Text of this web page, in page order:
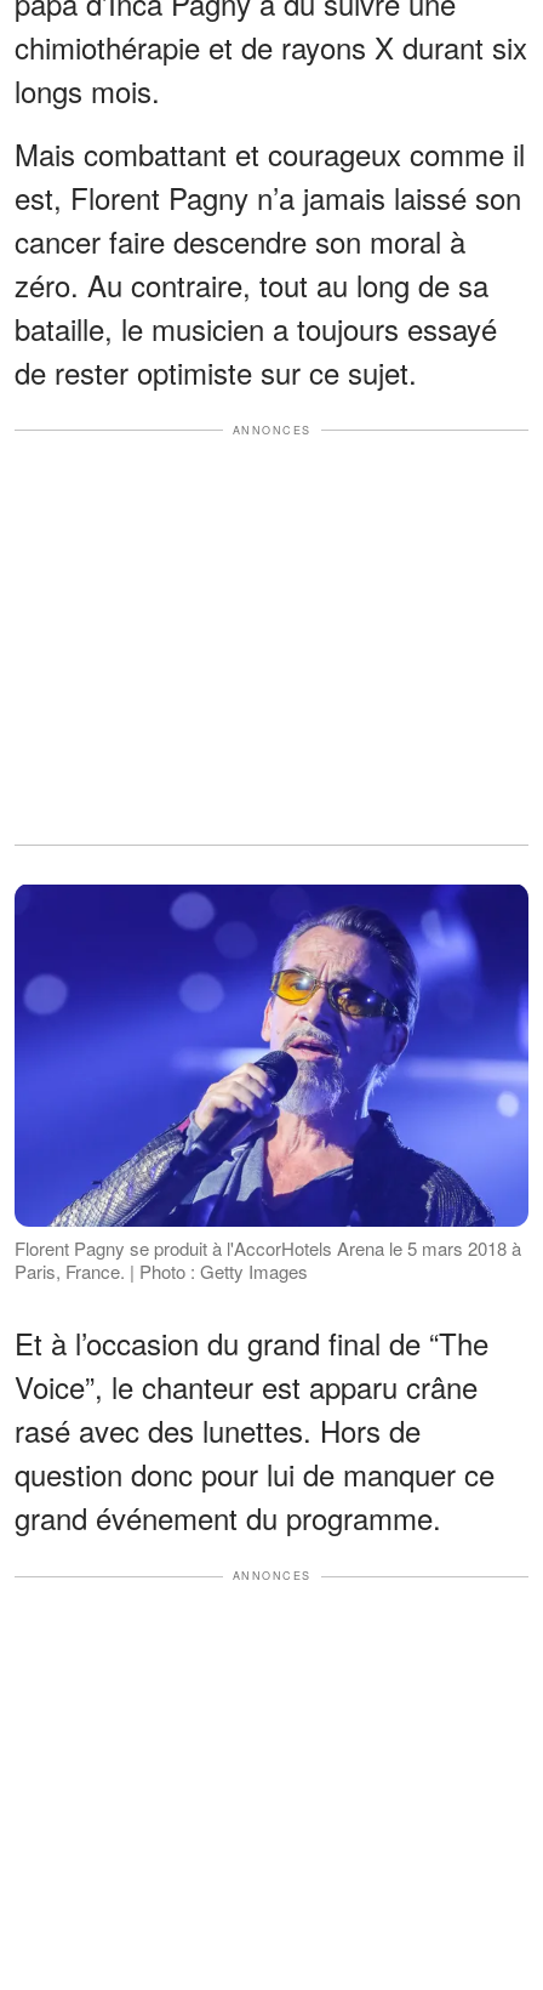
chimiothérapie et de rayons X durant six
longs mois.
Mais combattant et courageux comme il
est, Florent Pagny n’a jamais laissé son
cancer faire descendre son moral à
zéro. Au contraire, tout au long de sa
bataille, le musicien a toujours essayé
de rester optimiste sur ce sujet.
ANNONCES
Florent Pagny se produit à l'AccorHotels Arena le 5 mars 2018 à
Paris, France. | Photo : Getty Images
Et à l’occasion du grand final de “The
Voice”, le chanteur est apparu crâne
rasé avec des lunettes. Hors de
question donc pour lui de manquer ce
grand événement du programme.
ANNONCES